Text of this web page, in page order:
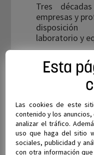
Tres
empresas y
laboratorio y
Nuestro
cualificado, y
aval para
llegamos
Almería.
Esta
Las cookies de este
contenido y los
analizar el tráfico.
uso que haga del sitio
sociales, publicidad y
con otra información